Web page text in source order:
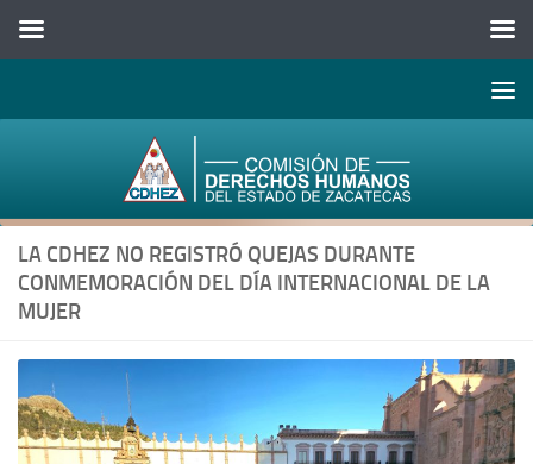
Abrir
LA CDHEZ NO REGISTRÓ QUEJAS DURANTE
CONMEMORACIÓN DEL DÍA INTERNACIONAL DE LA
MUJER